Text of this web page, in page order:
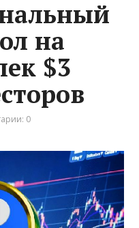
на
$3
0